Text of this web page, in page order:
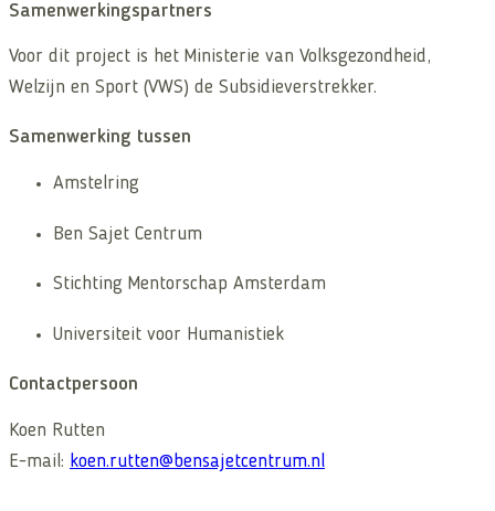
Samenwerkingspartners
Voor dit project is het Ministerie van Volksgezondheid,
Welzijn en Sport (VWS) de Subsidieverstrekker.
Samenwerking tussen
Amstelring
Ben Sajet Centrum
Stichting Mentorschap Amsterdam
Universiteit voor Humanistiek
Contactpersoon
Koen Rutten
E-mail: koen.rutten@bensajetcentrum.nl